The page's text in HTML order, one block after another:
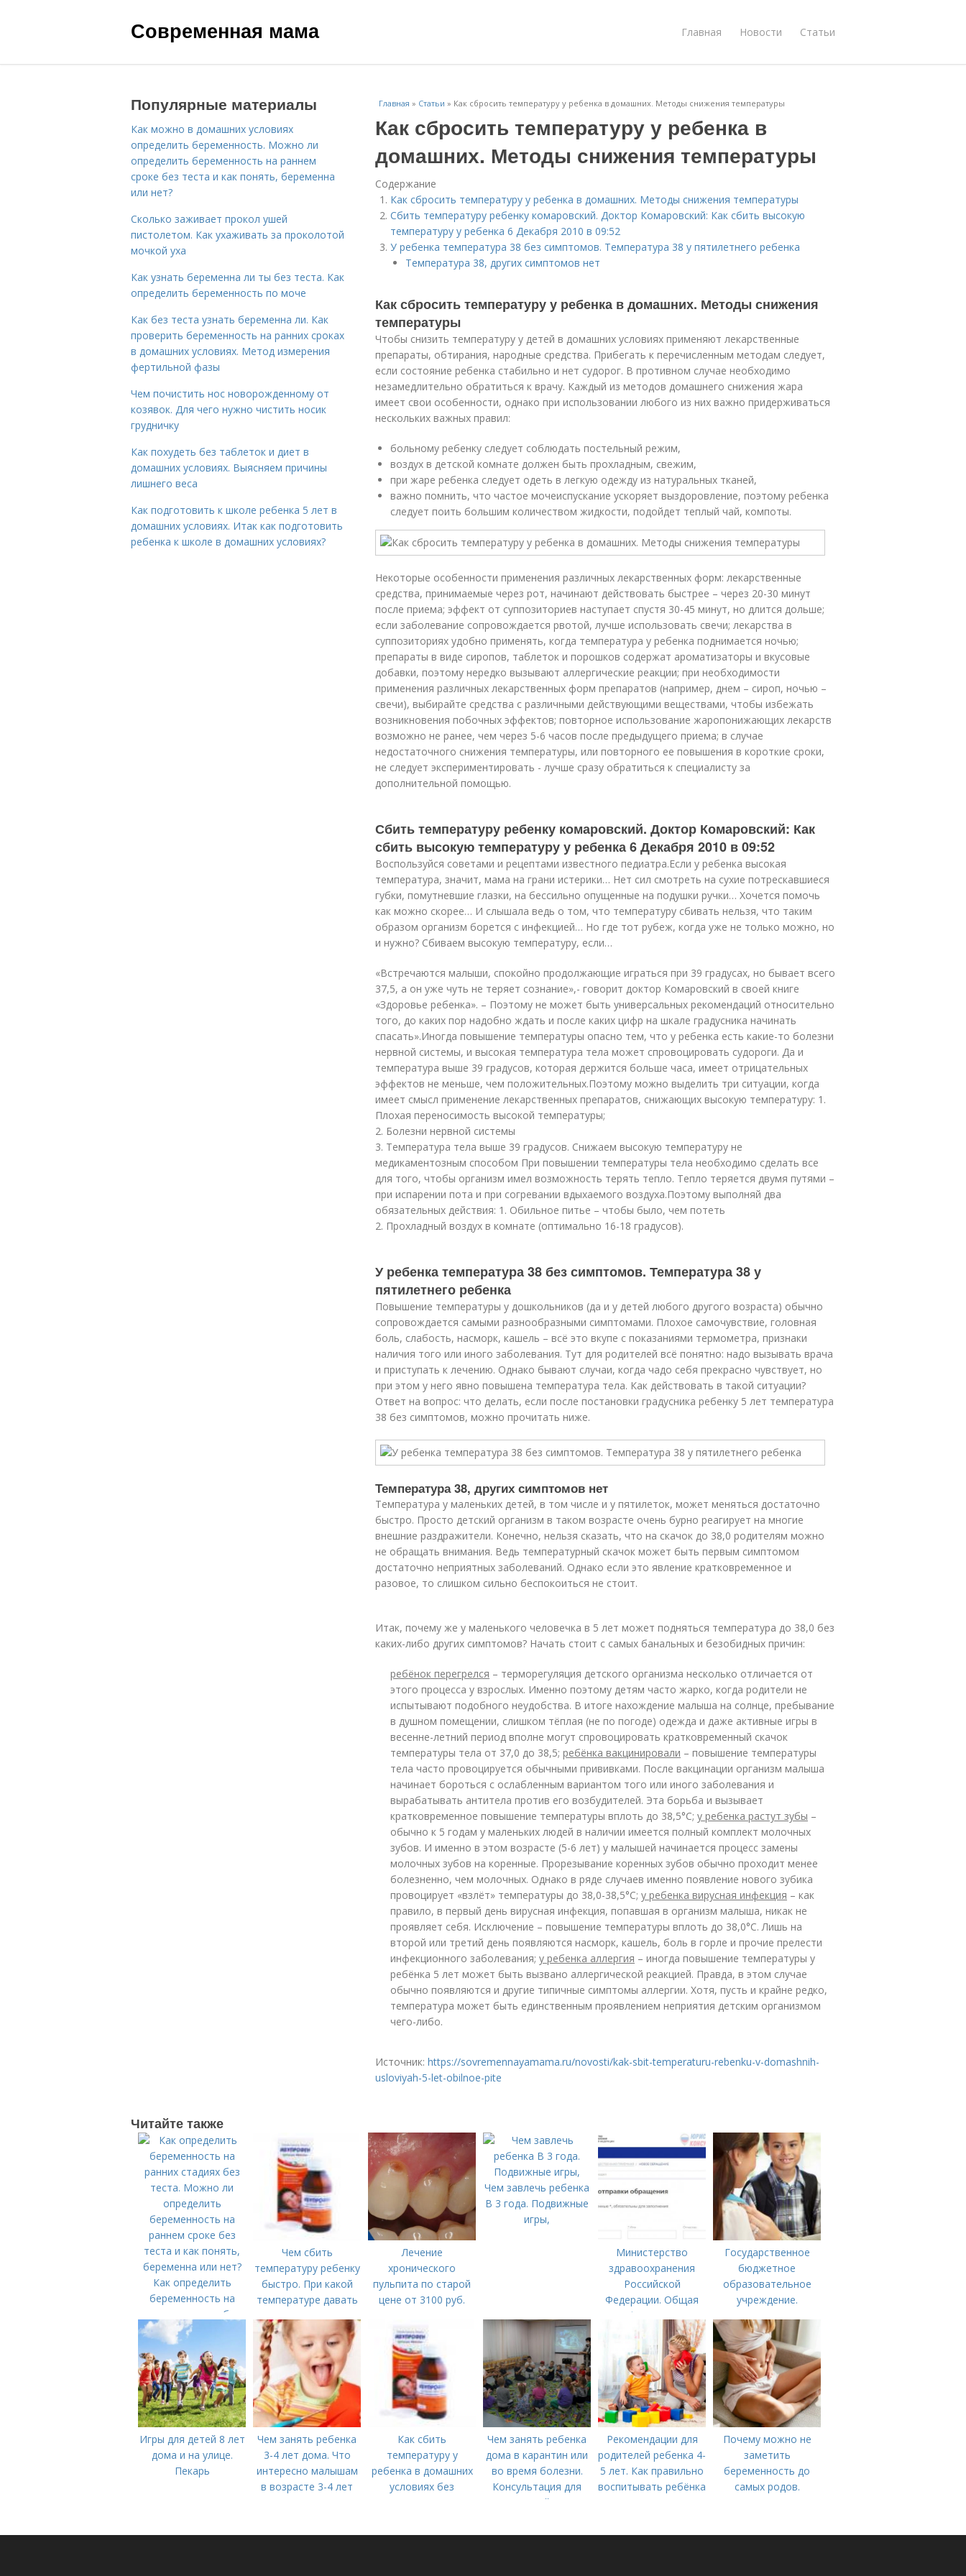
Современная мама Главная Новости Статьи
Главная » Статьи » Как сбросить температуру у ребенка в домашних. Методы снижения температуры
Как сбросить температуру у ребенка в
домашних. Методы снижения температуры
Содержание
Как сбросить температуру у ребенка в домашних. Методы снижения температуры
Сбить температуру ребенку комаровский. Доктор Комаровский: Как сбить высокую
температуру у ребенка 6 Декабря 2010 в 09:52
У ребенка температура 38 без симптомов. Температура 38 у пятилетнего ребенка
Температура 38, других симптомов нет
Как сбросить температуру у ребенка в домашних. Методы снижения
температуры
Чтобы снизить температуру у детей в домашних условиях применяют лекарственные
препараты, обтирания, народные средства. Прибегать к перечисленным методам следует,
если состояние ребенка стабильно и нет судорог. В противном случае необходимо
незамедлительно обратиться к врачу. Каждый из методов домашнего снижения жара
имеет свои особенности, однако при использовании любого из них важно придерживаться
нескольких важных правил:
больному ребенку следует соблюдать постельный режим,
воздух в детской комнате должен быть прохладным, свежим,
при жаре ребенка следует одеть в легкую одежду из натуральных тканей,
важно помнить, что частое мочеиспускание ускоряет выздоровление, поэтому ребенка
следует поить большим количеством жидкости, подойдет теплый чай, компоты.
Некоторые особенности применения различных лекарственных форм: лекарственные
средства, принимаемые через рот, начинают действовать быстрее – через 20-30 минут
после приема; эффект от суппозиториев наступает спустя 30-45 минут, но длится дольше;
если заболевание сопровождается рвотой, лучше использовать свечи; лекарства в
суппозиториях удобно применять, когда температура у ребенка поднимается ночью;
препараты в виде сиропов, таблеток и порошков содержат ароматизаторы и вкусовые
добавки, поэтому нередко вызывают аллергические реакции; при необходимости
применения различных лекарственных форм препаратов (например, днем – сироп, ночью –
свечи), выбирайте средства с различными действующими веществами, чтобы избежать
возникновения побочных эффектов; повторное использование жаропонижающих лекарств
возможно не ранее, чем через 5-6 часов после предыдущего приема; в случае
недостаточного снижения температуры, или повторного ее повышения в короткие сроки,
не следует экспериментировать - лучше сразу обратиться к специалисту за
дополнительной помощью.
Сбить температуру ребенку комаровский. Доктор Комаровский: Как
сбить высокую температуру у ребенка 6 Декабря 2010 в 09:52
Воспользуйся советами и рецептами известного педиатра.Если у ребенка высокая
температура, значит, мама на грани истерики… Нет сил смотреть на сухие потрескавшиеся
губки, помутневшие глазки, на бессильно опущенные на подушки ручки… Хочется помочь
как можно скорее… И слышала ведь о том, что температуру сбивать нельзя, что таким
образом организм борется с инфекцией… Но где тот рубеж, когда уже не только можно, но
и нужно? Сбиваем высокую температуру, если…
«Встречаются малыши, спокойно продолжающие играться при 39 градусах, но бывает всего
37,5, а он уже чуть не теряет сознание»,- говорит доктор Комаровский в своей книге
«Здоровье ребенка». – Поэтому не может быть универсальных рекомендаций относительно
того, до каких пор надобно ждать и после каких цифр на шкале градусника начинать
спасать».Иногда повышение температуры опасно тем, что у ребенка есть какие-то болезни
нервной системы, и высокая температура тела может спровоцировать судороги. Да и
температура выше 39 градусов, которая держится больше часа, имеет отрицательных
эффектов не меньше, чем положительных.Поэтому можно выделить три ситуации, когда
имеет смысл применение лекарственных препаратов, снижающих высокую температуру: 1.
Плохая переносимость высокой температуры;
2. Болезни нервной системы
3. Температура тела выше 39 градусов. Снижаем высокую температуру не
медикаментозным способом При повышении температуры тела необходимо сделать все
для того, чтобы организм имел возможность терять тепло. Тепло теряется двумя путями –
при испарении пота и при согревании вдыхаемого воздуха.Поэтому выполняй два
обязательных действия: 1. Обильное питье – чтобы было, чем потеть
2. Прохладный воздух в комнате (оптимально 16-18 градусов).
У ребенка температура 38 без симптомов. Температура 38 у
пятилетнего ребенка
Повышение температуры у дошкольников (да и у детей любого другого возраста) обычно
сопровождается самыми разнообразными симптомами. Плохое самочувствие, головная
боль, слабость, насморк, кашель – всё это вкупе с показаниями термометра, признаки
наличия того или иного заболевания. Тут для родителей всё понятно: надо вызывать врача
и приступать к лечению. Однако бывают случаи, когда чадо себя прекрасно чувствует, но
при этом у него явно повышена температура тела. Как действовать в такой ситуации?
Ответ на вопрос: что делать, если после постановки градусника ребенку 5 лет температура
38 без симптомов, можно прочитать ниже.
Температура 38, других симптомов нет
Температура у маленьких детей, в том числе и у пятилеток, может меняться достаточно
быстро. Просто детский организм в таком возрасте очень бурно реагирует на многие
внешние раздражители. Конечно, нельзя сказать, что на скачок до 38,0 родителям можно
не обращать внимания. Ведь температурный скачок может быть первым симптомом
достаточно неприятных заболеваний. Однако если это явление кратковременное и
разовое, то слишком сильно беспокоиться не стоит.
Итак, почему же у маленького человечка в 5 лет может подняться температура до 38,0 без
каких-либо других симптомов? Начать стоит с самых банальных и безобидных причин:
ребёнок перегрелся – терморегуляция детского организма несколько отличается от
этого процесса у взрослых. Именно поэтому детям часто жарко, когда родители не
испытывают подобного неудобства. В итоге нахождение малыша на солнце, пребывание
в душном помещении, слишком тёплая (не по погоде) одежда и даже активные игры в
весенне-летний период вполне могут спровоцировать кратковременный скачок
температуры тела от 37,0 до 38,5; ребёнка вакцинировали – повышение температуры
тела часто провоцируется обычными прививками. После вакцинации организм малыша
начинает бороться с ослабленным вариантом того или иного заболевания и
вырабатывать антитела против его возбудителей. Эта борьба и вызывает
кратковременное повышение температуры вплоть до 38,5°C; у ребенка растут зубы –
обычно к 5 годам у маленьких людей в наличии имеется полный комплект молочных
зубов. И именно в этом возрасте (5-6 лет) у малышей начинается процесс замены
молочных зубов на коренные. Прорезывание коренных зубов обычно проходит менее
болезненно, чем молочных. Однако в ряде случаев именно появление нового зубика
провоцирует «взлёт» температуры до 38,0-38,5°C; у ребенка вирусная инфекция – как
правило, в первый день вирусная инфекция, попавшая в организм малыша, никак не
проявляет себя. Исключение – повышение температуры вплоть до 38,0°C. Лишь на
второй или третий день появляются насморк, кашель, боль в горле и прочие прелести
инфекционного заболевания; у ребенка аллергия – иногда повышение температуры у
ребёнка 5 лет может быть вызвано аллергической реакцией. Правда, в этом случае
обычно появляются и другие типичные симптомы аллергии. Хотя, пусть и крайне редко,
температура может быть единственным проявлением неприятия детским организмом
чего-либо.
Источник: https://sovremennayamama.ru/novosti/kak-sbit-temperaturu-rebenku-v-domashnih-
usloviyah-5-let-obilnoe-pite
Популярные материалы
Как можно в домашних условиях
определить беременность. Можно ли
определить беременность на раннем
сроке без теста и как понять, беременна
или нет?
Сколько заживает прокол ушей
пистолетом. Как ухаживать за проколотой
мочкой уха
Как узнать беременна ли ты без теста. Как
определить беременность по моче
Как без теста узнать беременна ли. Как
проверить беременность на ранних сроках
в домашних условиях. Метод измерения
фертильной фазы
Чем почистить нос новорожденному от
козявок. Для чего нужно чистить носик
грудничку
Как похудеть без таблеток и диет в
домашних условиях. Выясняем причины
лишнего веса
Как подготовить к школе ребенка 5 лет в
домашних условиях. Итак как подготовить
ребенка к школе в домашних условиях?
Читайте также
Как определить
беременность на
ранних стадиях без
теста. Можно ли
определить
беременность на
раннем сроке без
теста и как понять,
беременна или нет?
Чем сбить
температуру ребенку
быстро. При какой
температуре давать
ребенку?
Лечение
хронического
пульпита по старой
цене от 3100 руб.
цена
Чем завлечь ребенка
В 3 года. Подвижные
игры,
Министерство
здравоохранения
Российской
Федерации. Общая
информация о
Министерстве
здравоохранения
Российской
Федерации
Государственное
бюджетное
образовательное
учреждение.
названия школ,
садиков и домов
творчества
Игры для детей 8 лет
дома и на улице.
Пекарь
Чем занять ребенка
3-4 лет дома. Что
интересно малышам
в возрасте 3-4 лет
Как сбить
температуру у
ребенка в домашних
условиях без
температуры у
Чем занять ребенка
дома в карантин или
во время болезни.
Консультация для
родителей «Чем
болезни или
Рекомендации для
родителей ребенка 4-
5 лет. Как правильно
воспитывать ребёнка
Почему можно не
заметить
беременность до
самых родов.
это такое, симптомы